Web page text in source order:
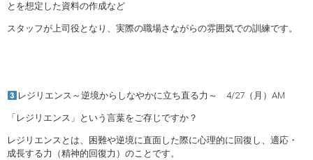
とを想定した資料の作成など
スタッフが上司役となり、実際の職場さながらの雰囲気での訓練です。
レジリエンス～逆境からしなやかに立ち直る力～ 4/27（月）AM
「レジリエンス」という言葉をご存じですか？
レジリエンスとは、困難や逆境に直面した際に心理的に回復し、適応・
成長する力（精神的回復力）のことです。